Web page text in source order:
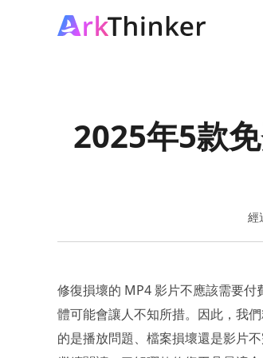
2025年5款
經
修復損壞的 MP4 影片不應該需要
體可能會讓人不知所措。因此，我
的是播放問題、檔案損壞還是影片